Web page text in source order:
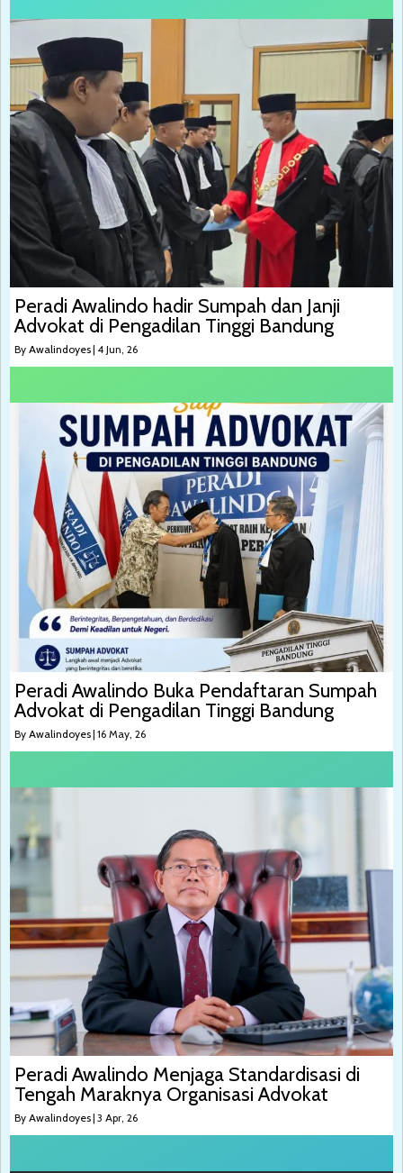
Peradi Awalindo hadir Sumpah dan Janji
Advokat di Pengadilan Tinggi Bandung
By Awalindoyes| 4 Jun, 26
Peradi Awalindo Buka Pendaftaran Sumpah
Advokat di Pengadilan Tinggi Bandung
By Awalindoyes| 16 May, 26
Peradi Awalindo Menjaga Standardisasi di
Tengah Maraknya Organisasi Advokat
By Awalindoyes| 3 Apr, 26